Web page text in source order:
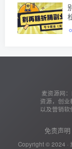
麦资源网
资源，创
以及营销
免责声明
Copyright © 2024 ·